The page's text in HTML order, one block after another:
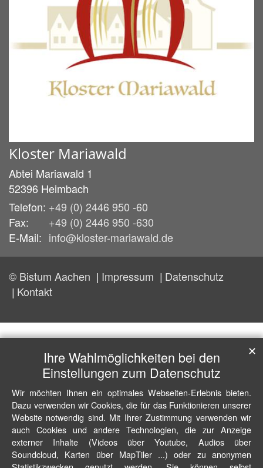
Kloster Mariawald
Abtei Mariawald 1
52396 Heimbach
Telefon: +49 (0) 2446 950 -60
Fax:
+49 (0) 2446 950 -630
E-Mail: info@kloster-mariawald.de
© Bistum Aachen Impressum
Datenschutz
Kontakt
Ihre Wahlmöglichkeiten bei den
Einstellungen zum Datenschutz
Wir möchten Ihnen ein optimales Webseiten-Erlebnis bieten.
Dazu verwenden wir Cookies, die für das Funktionieren unserer
Website notwendig sind. Mit Ihrer Zustimmung verwenden wir
auch Cookies und andere Technologien, die zur Anzeige
externer Inhalte (Videos über Youtube, Audios über
Soundcloud, Karten über MapTiler ...) oder zu anonymen
✕